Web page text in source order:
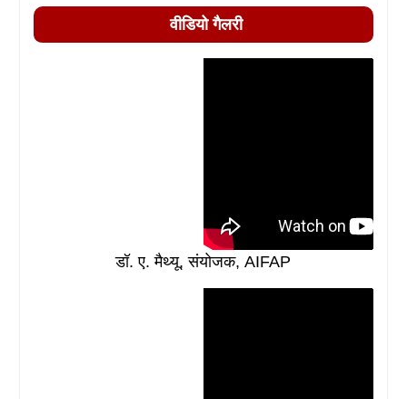
वीडियो गैलरी
डॉ. ए. मैथ्यू, संयोजक, AIFAP